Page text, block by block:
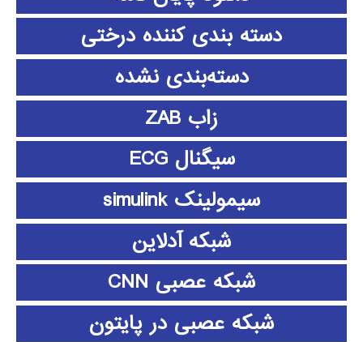
دسته بندی کننده درختی
دسته‌بندی نشده
زاب ZAB
سیگنال ECG
سیمولینک simulink
شبکه آدلاین
شبکه عصبی CNN
شبکه عصبی در پایتون